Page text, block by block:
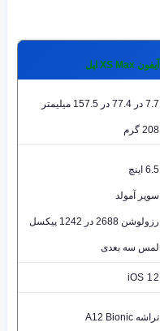
آیفون XS Max اپل
7.7 در 77.4 در 157.5 میلیمتر
208 گرم
6.5 اینچ
سوپر آمولد
رزولوشن 2688 در 1242 پیکسل
لمس سه بعدی
iOS 12
تراشه A12 Bionic